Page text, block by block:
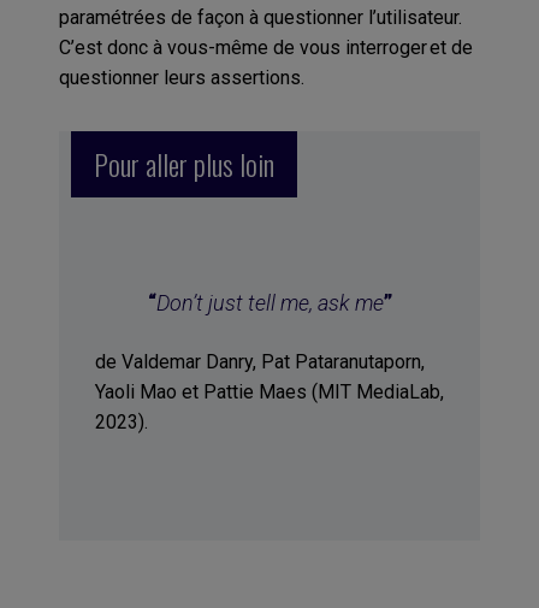
paramétrées de façon à questionner l’utilisateur.
C’est donc à vous-même de vous interroger et de
questionner leurs assertions.
Pour aller plus loin
“Don’t just tell me, ask me”
de Valdemar Danry, Pat Pataranutaporn,
Yaoli Mao et Pattie Maes (MIT MediaLab,
2023).